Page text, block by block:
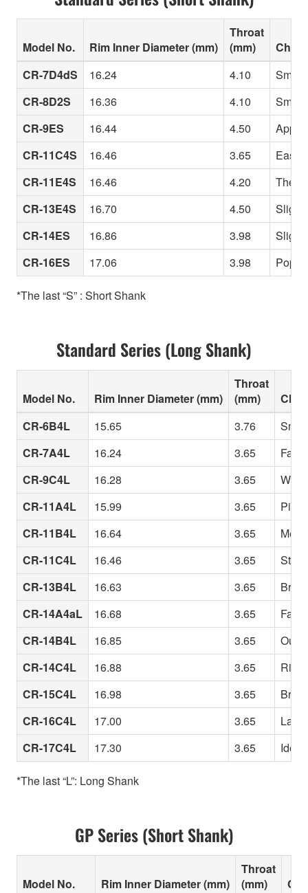
Model No. Rim Inner Diameter (mm)
Throat
(mm)
CR-7D4dS
16.24 4.10
Small
CR-8D2S
16.36 4.10
Small
CR-9ES
16.44 4.50
CR-11C4S
16.46 3.65
Easy
CR-11E4S
16.46 4.20
The
CR-13E4S
16.70 4.50
CR-14ES
16.86 3.98
CR-16ES
17.06 3.98
*The last “S” : Short Shank
Standard Series (Long Shank)
Model No. Rim Inner Diameter (mm)
Throat
(mm)
CR-6B4L
15.65 3.76
CR-7A4L
16.24 3.65
CR-9C4L
16.28 3.65
CR-11A4L
15.99 3.65
CR-11B4L
16.64 3.65
CR-11C4L
16.46 3.65
CR-13B4L
16.63 3.65
CR-14A4aL
16.68 3.65
CR-14B4L
16.85 3.65
CR-14C4L
16.88 3.65
Rim
CR-15C4L
16.98 3.65
CR-16C4L
17.00 3.65
CR-17C4L
17.30 3.65 Ideal
*The last “L”: Long Shank
GP Series (Short Shank)
Model No. Rim Inner Diameter (mm)
Throat
(mm)